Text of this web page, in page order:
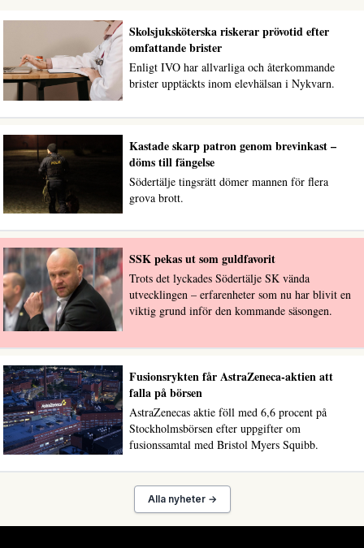
Skolsjuksköterska riskerar prövotid efter
omfattande brister
Enligt IVO har allvarliga och återkommande
brister upptäckts inom elevhälsan i Nykvarn.
Kastade skarp patron genom brevinkast –
döms till fängelse
Södertälje tingsrätt dömer mannen för flera
grova brott.
SSK pekas ut som guldfavorit
Trots det lyckades Södertälje SK vända
utvecklingen – erfarenheter som nu har blivit en
viktig grund inför den kommande säsongen.
Fusionsrykten får AstraZeneca-aktien att
falla på börsen
AstraZenecas aktie föll med 6,6 procent på
Stockholmsbörsen efter uppgifter om
fusionssamtal med Bristol Myers Squibb.
Alla nyheter →